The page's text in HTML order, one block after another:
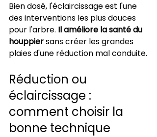
Bien dosé, l'éclaircissage est l'une
des interventions les plus douces
pour l'arbre. Il améliore la santé du
houppier sans créer les grandes
plaies d'une réduction mal conduite.
Réduction ou
éclaircissage :
comment choisir la
bonne technique